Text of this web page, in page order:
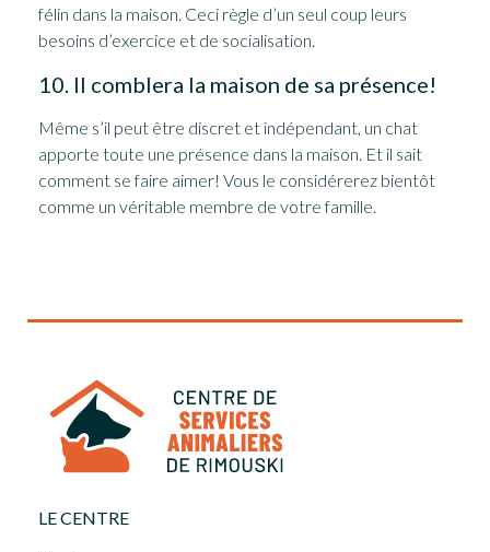
félin dans la maison. Ceci règle d’un seul coup leurs
besoins d’exercice et de socialisation.
10. Il comblera la maison de sa présence!
Même s’il peut être discret et indépendant, un chat
apporte toute une présence dans la maison. Et il sait
comment se faire aimer! Vous le considérerez bientôt
comme un véritable membre de votre famille.
LE CENTRE